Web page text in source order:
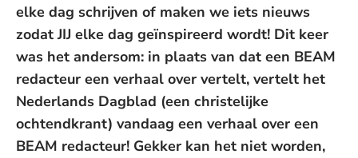
elke dag schrijven of maken we iets nieuws
zodat JIJ elke dag geïnspireerd wordt! Dit keer
was het andersom: in plaats van dat een BEAM
redacteur een verhaal over vertelt, vertelt het
Nederlands Dagblad (een christelijke
ochtendkrant) vandaag een verhaal over een
BEAM redacteur! Gekker kan het niet worden,